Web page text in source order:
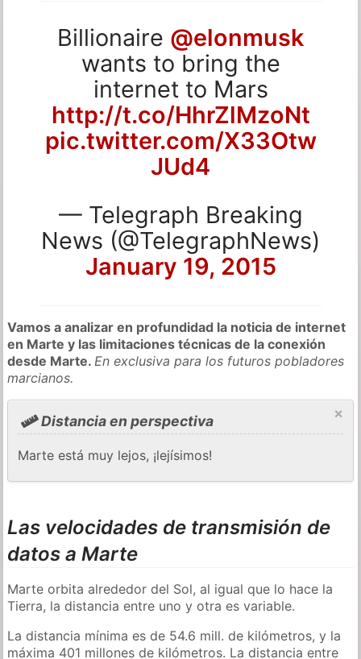
Billionaire @elonmusk
wants to bring the
internet to Mars
http://t.co/HhrZlMzoNt
pic.twitter.com/X33Otw
JUd4
— Telegraph Breaking
News (@TelegraphNews)
January 19, 2015
Vamos a analizar en profundidad la noticia de internet
en Marte y las limitaciones técnicas de la conexión
desde Marte.En exclusiva para los futuros pobladores
marcianos.
×
Distancia en perspectiva
Marte está muy lejos, ¡lejísimos!
Las velocidades de transmisión de
datos a Marte
Marte orbita alrededor del Sol, al igual que lo hace la
Tierra, la distancia entre uno y otra es variable.
La distancia mínima es de 54.6 mill. de kilómetros, y la
máxima 401 millones de kilómetros. La distancia entre